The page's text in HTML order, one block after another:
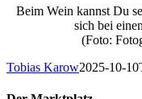
Beim Wein kannst Du
sich bei
(Foto:
Tobias Karow2025-10-